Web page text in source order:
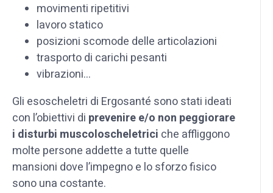
movimenti ripetitivi
lavoro statico
posizioni scomode delle articolazioni
trasporto di carichi pesanti
vibrazioni...
Gli esoscheletri di Ergosanté sono stati ideati
con l’obiettivi di prevenire e/o non peggiorare
i disturbi muscoloscheletrici che affliggono
molte persone addette a tutte quelle
mansioni dove l’impegno e lo sforzo fisico
sono una costante.